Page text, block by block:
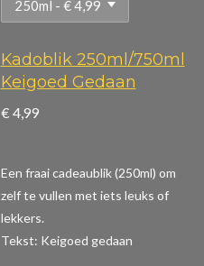
Kadoblik 250ml/750ml
Keigoed Gedaan
€ 4,99
Een fraai cadeaublik (250ml) om
zelf te vullen met iets leuks of
lekkers.
Tekst: Keigoed gedaan